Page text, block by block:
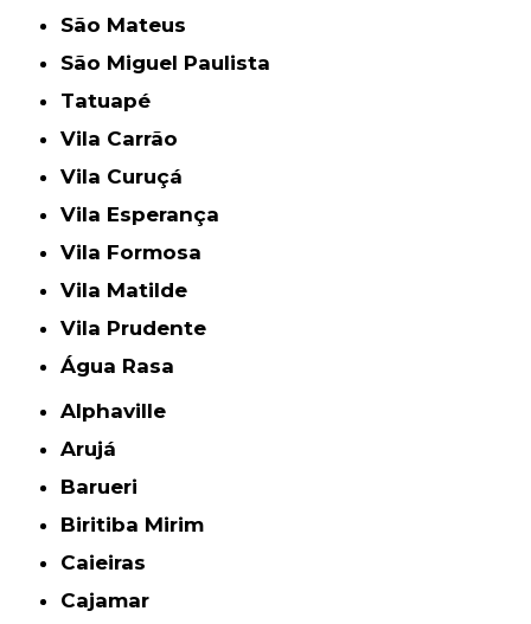
São Mateus
São Miguel Paulista
Tatuapé
Vila Carrão
Vila Curuçá
Vila Esperança
Vila Formosa
Vila Matilde
Vila Prudente
Água Rasa
Alphaville
Arujá
Barueri
Biritiba Mirim
Caieiras
Cajamar